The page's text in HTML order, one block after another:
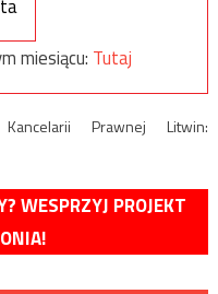
miesiącu: Tutaj
Prawnej Litwin:
WESPRZYJ PROJEKT